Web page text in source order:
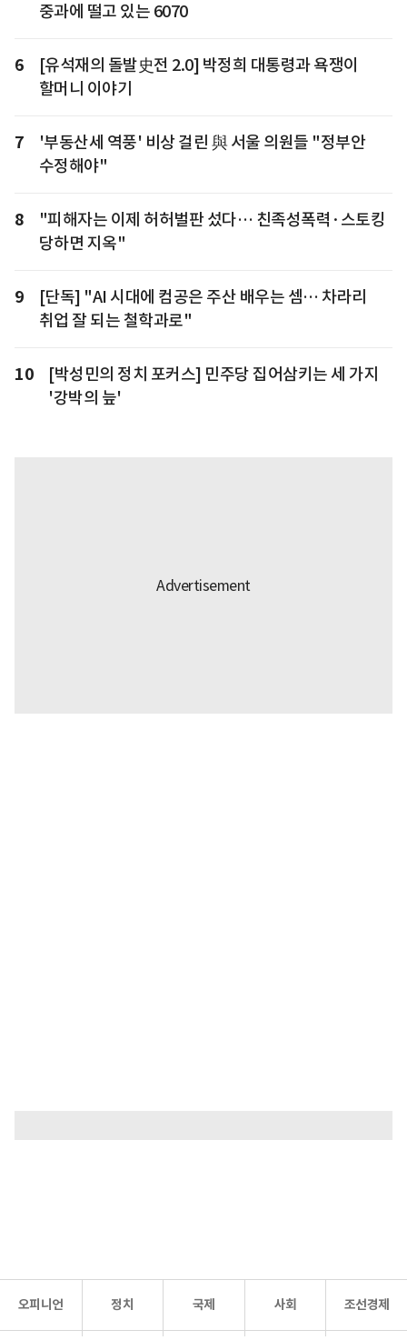
중과에 떨고 있는 6070
6
[유석재의 돌발史전 2.0] 박정희 대통령과 욕쟁이
할머니 이야기
7
'부동산세 역풍' 비상 걸린 與 서울 의원들 "정부안
수정해야"
8
"피해자는 이제 허허벌판 섰다… 친족성폭력·스토킹
당하면 지옥"
9
[단독] "AI 시대에 컴공은 주산 배우는 셈… 차라리
취업 잘 되는 철학과로"
10
[박성민의 정치 포커스] 민주당 집어삼키는 세 가지
'강박의 늪'
오피니언 정치 국제 사회 조선경제